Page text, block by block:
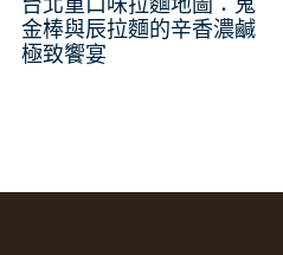
台北重口味拉麵地圖：鬼
金棒與辰拉麵的辛香濃鹹
極致饗宴